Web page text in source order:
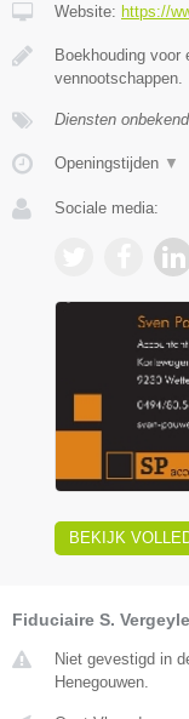
Website: https://
Boekhouding voor
vennootschappen.
Diensten onbekend
Openingstijden ▼
Sociale media:
BEKIJK
Fiduciaire S.
Niet gevestigd in
Henegouwen.